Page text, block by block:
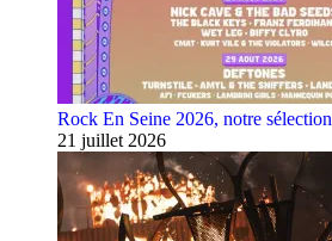
Rock En Seine 2026, notre sélection
21 juillet 2026